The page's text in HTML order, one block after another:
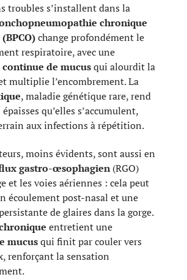
troubles s’installent dans la
chronique
change profondément le
respiratoire, avec une
de mucusqui alourdit la
multiplie l’encombrement. La
, maladie génétique rare, rend
qu’elles s’accumulent,
aux infections à répétition.
moins évidents, sont aussi en
gastro-œsophagien(RGO)
et les voies aériennes : cela peut
écoulement post-nasal et une
de glaires dans la gorge.
entretient une
mucusqui finit par couler vers
renforçant la sensation